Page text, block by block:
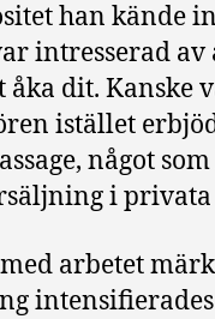
han kände
intresserad av
åka dit. Kanske
istället
något
i privata
arbetet